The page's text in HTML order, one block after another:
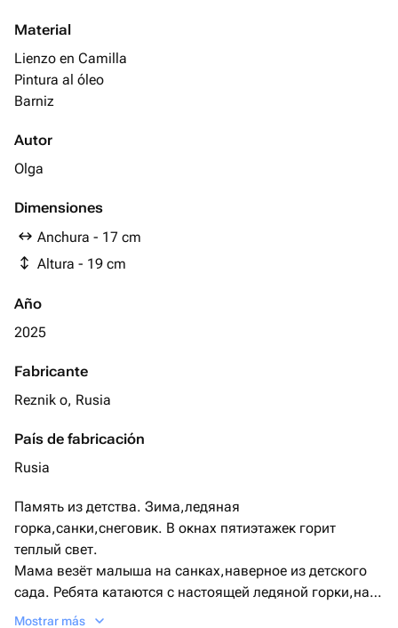
Material
Lienzo en Camilla
Pintura al óleo
Barniz
Autor
Olga
Dimensiones
Anchura - 17 cm
Altura - 19 cm
Año
2025
Fabricante
Reznik o, Rusia
País de fabricación
Rusia
Память из детства. Зима,ледяная
горка,санки,снеговик. В окнах пятиэтажек горит
теплый свет.
Мама везёт малыша на санках,наверное из детского
сада. Ребята катаются с настоящей ледяной горки,на
портфелях или санках. Жизнь была интересной, теперь
Mostrar más